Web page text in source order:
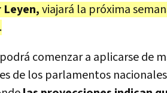
Leyen,viajará la próxima
comenzar a aplicarse de
de los parlamentos